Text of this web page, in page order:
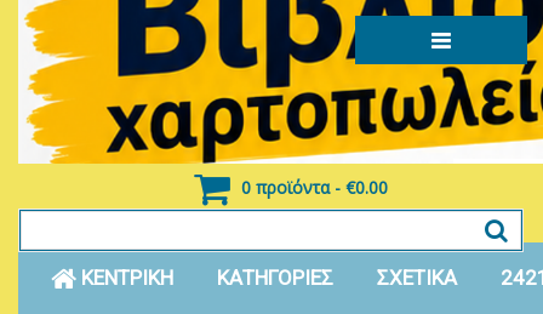
0 προϊόντα - €0.00
ΚΕΝΤΡΙΚΗ ΚΑΤΗΓΟΡΙΕΣ ΣΧΕΤΙΚΑ